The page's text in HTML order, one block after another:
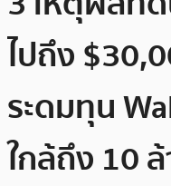
ไปถึง
ระดมทุน
ใกล้ถึง 10